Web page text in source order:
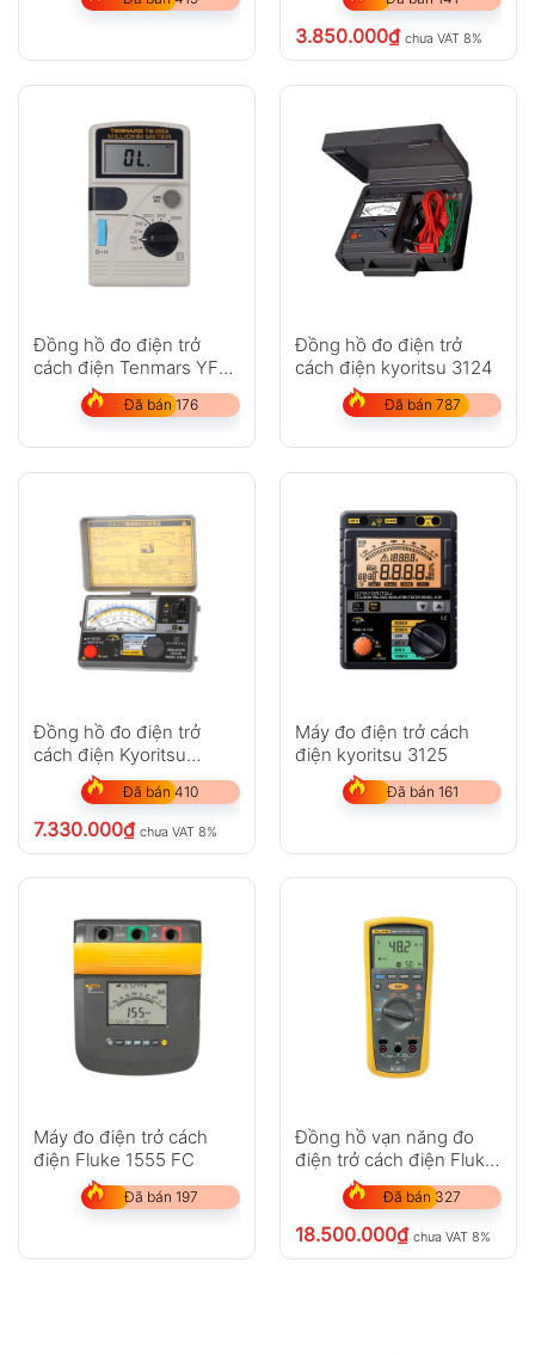
3.850.000₫ chưa VAT 8%
Đồng hồ đo điện trở
cách điện Tenmars YF-
Đã bán 176
Đồng hồ đo điện trở
cách điện kyoritsu 3124
Đã bán 787
Đồng hồ đo điện trở
cách điện Kyoritsu
3161A (20MΩ/100MΩ)
Đã bán 410
7.330.000₫ chưa VAT 8%
Máy đo điện trở cách
điện kyoritsu 3125
Đã bán 161
Máy đo điện trở cách
điện Fluke 1555 FC
Đã bán 197
Đồng hồ vạn năng đo
điện trở cách điện Fluke
Đã bán 327
18.500.000₫ chưa VAT 8%